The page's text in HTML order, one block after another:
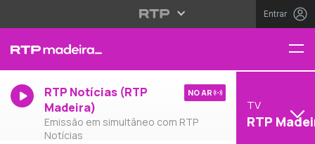
Entrar
RTP Notícias (RTP
Madeira)
Emissão em simultâneo com RTP
Notícias
NO AR
TV
RTP